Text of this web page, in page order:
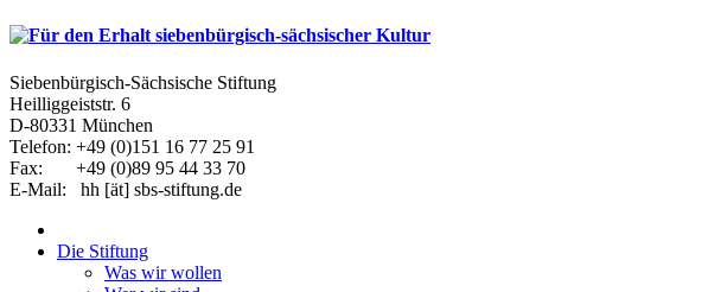
Siebenbürgisch-Sächsische Stiftung
Heilliggeiststr. 6
D-80331 München
Telefon: +49 (0)151 16 77 25 91
Fax: +49 (0)89 95 44 33 70
E-Mail: hh [ät] sbs-stiftung.de
Die Stiftung
Was wir wollen